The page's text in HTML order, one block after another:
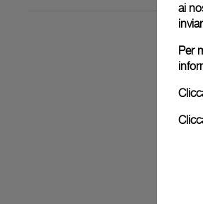
ai
Per